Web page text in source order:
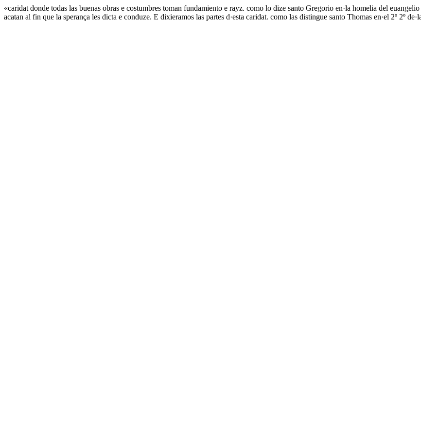
«caridat donde todas las buenas obras e costumbres toman fundamiento e rayz. como lo dize santo Gregorio en·la homelia del
acatan al fin que la sperança les dicta e conduze. E dixieramos las partes d·esta caridat. como las distingue santo Thomas en·el 2º 2º